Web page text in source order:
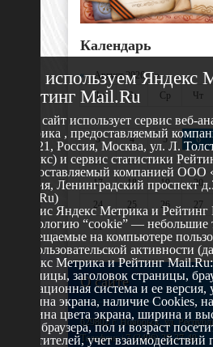
Календарь
«Август 2026 »
Пн
Вт Ср Чт
3
4 5 6
10
11 12 13
17
18 19 20
24
25 26 27
31
О сайте
629802 г. Ноябрьск, ул.
Телефон: +7 (3496) 35-37-49
Мы используем Яндекс
Рейтинг Mail.Ru
Этот сайт использует сервис веб-
Метрика , предоставляемый
119021, Россия, Москва, ул. Л.
Яндекс) и сервис статистики
предоставляемый компанией ООО
Россия, Ленинградский проспект
Mail.Ru)
Сервис Яндекс Метрика и Рейтинг
технологию “cookie” — небольшие
размещаемые на компьютере
их пользовательской активности
Яндекс Метрика и Рейтинг
страницы, заголовок страницы,
операционная система и ее
ширина экрана, наличие Cookies,
глубина цвета экрана, ширина и
окна браузера, пол и возраст
посетителей, учет взаимодействий